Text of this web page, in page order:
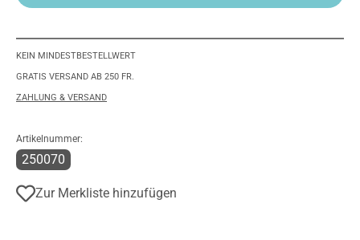
KEIN MINDESTBESTELLWERT
GRATIS VERSAND AB 250 FR.
ZAHLUNG & VERSAND
Artikelnummer:
250070
Zur Merkliste hinzufügen